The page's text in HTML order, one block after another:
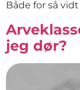
Både for så
jeg dør?